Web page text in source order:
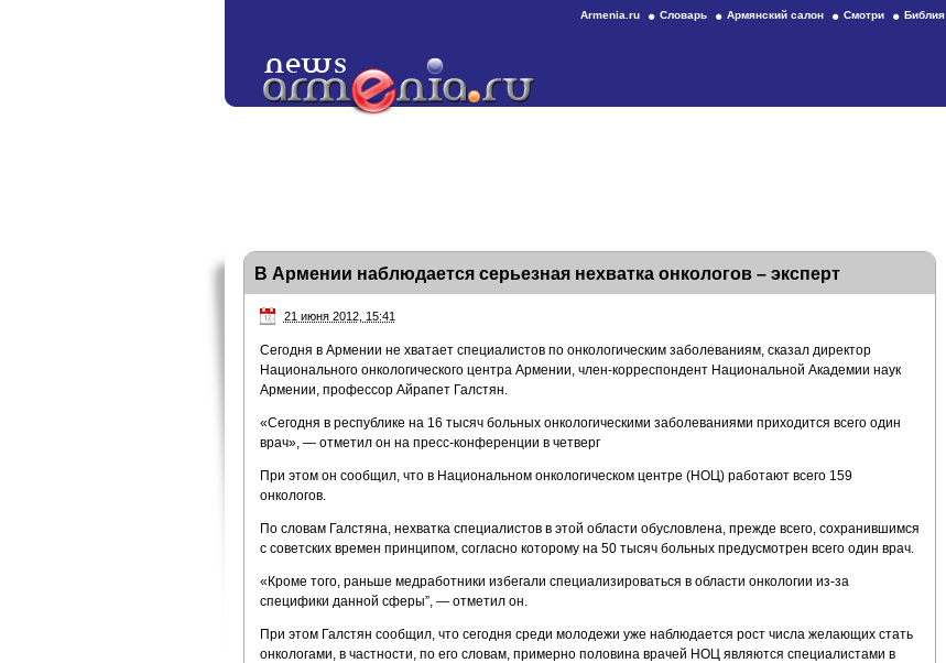
Armenia.ru Словарь Армянский салон Смотри Библия
В Армении наблюдается серьезная нехватка онкологов – эксперт
21 июня 2012, 15:41
Сегодня в Армении не хватает специалистов по онкологическим заболеваниям, сказал директор
Национального онкологического центра Армении, член-корреспондент Национальной Академии наук
Армении, профессор Айрапет Галстян.
«Сегодня в республике на 16 тысяч больных онкологическими заболеваниями приходится всего один
врач», — отметил он на пресс-конференции в четверг
При этом он сообщил, что в Национальном онкологическом центре (НОЦ) работают всего 159
онкологов.
По словам Галстяна, нехватка специалистов в этой области обусловлена, прежде всего, сохранившимся
с советских времен принципом, согласно которому на 50 тысяч больных предусмотрен всего один врач.
«Кроме того, раньше медработники избегали специализироваться в области онкологии из-за
специфики данной сферы”, — отметил он.
При этом Галстян сообщил, что сегодня среди молодежи уже наблюдается рост числа желающих стать
онкологами, в частности, по его словам, примерно половина врачей НОЦ являются специалистами в